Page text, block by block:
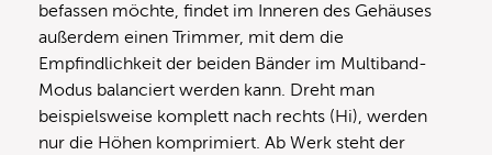
befassen möchte, findet im Inneren des Gehäuses
außerdem einen Trimmer, mit dem die
Empfindlichkeit der beiden Bänder im Multiband-
Modus balanciert werden kann. Dreht man
beispielsweise komplett nach rechts (Hi), werden
nur die Höhen komprimiert. Ab Werk steht der